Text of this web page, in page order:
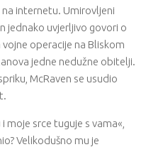
internetu. Umirovljeni
jednako uvjerljivo govori o
operacije na Bliskom
jedne nedužne obitelji.
McRaven se usudio
moje srce tuguje s vama«,
Velikodušno mu je